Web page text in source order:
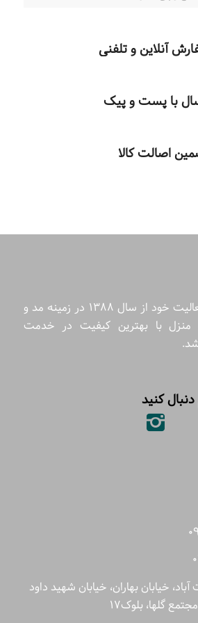
آنلاین و تلفنی
با پست و پیک
اصالت کالا
قلم فلزی با شروع فعالیت خود از سال 1388 در زمینه مد و
منزل با بهترین کیفیت در خدمت
دنبال کنید
خیابان بهاران، خیابان شهید داود